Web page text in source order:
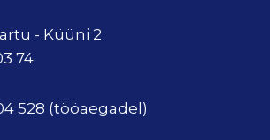
- Küüni 2
74
528 (tööaegadel)